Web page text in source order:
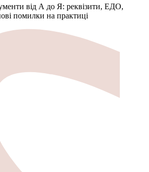
від А до Я: реквізити, ЕДО,
помилки на практиці